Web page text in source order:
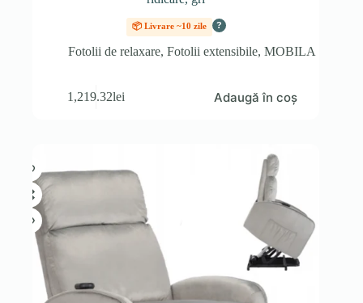
📦 Livrare ~10 zile ?
Fotolii de relaxare,Fotolii extensibile,MOBILA
1,219.32lei Adaugă în coș